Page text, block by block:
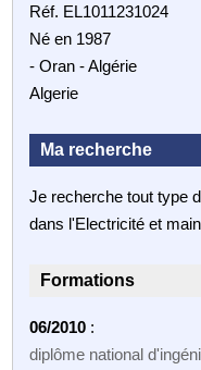
Réf. EL1011231024
Né en 1987
- Oran - Algérie
Algerie
Ma recherche
Je recherche tout type
dans l'Electricité et
Formations
06/2010 :
diplôme national